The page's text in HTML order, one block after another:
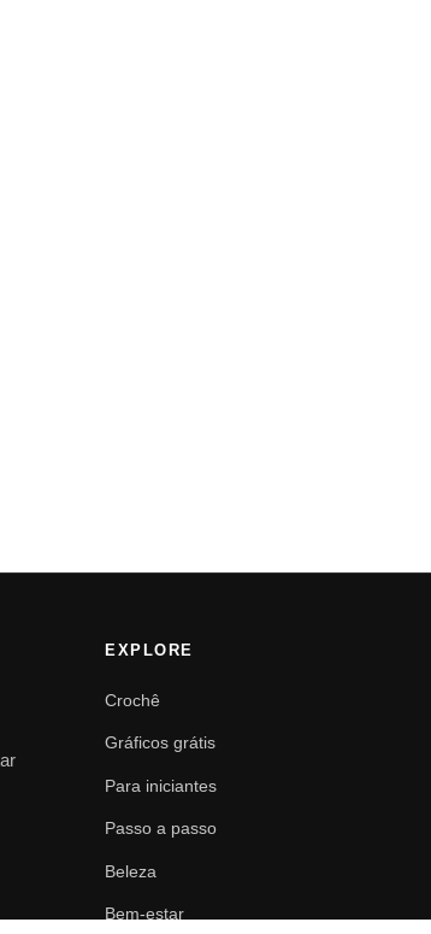
EXPLORE
Crochê
Gráficos grátis
Para iniciantes
Passo a passo
Beleza
Bem-estar